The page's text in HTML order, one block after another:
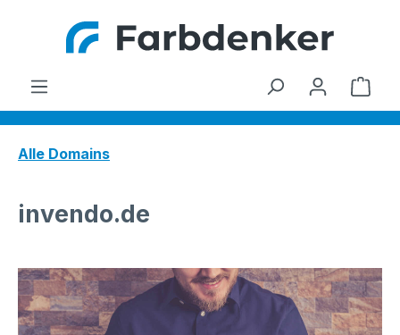
Zum Hauptinhalt springen
Alle Domains
invendo.de